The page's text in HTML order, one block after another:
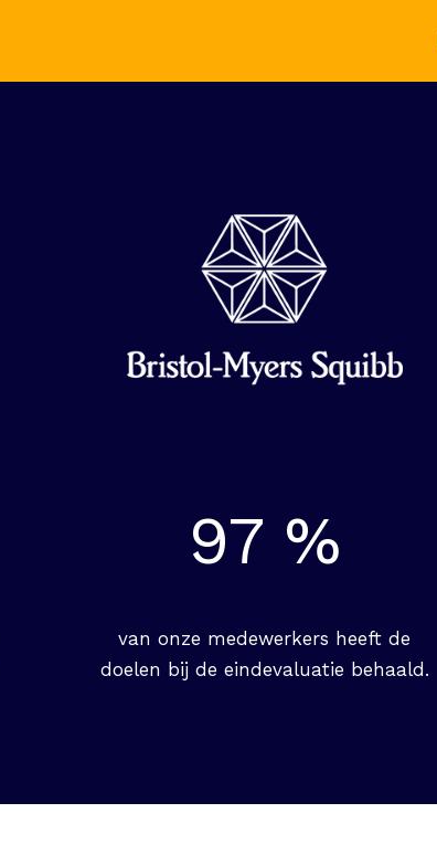
97 %
van onze medewerkers heeft de
doelen bij de eindevaluatie behaald.